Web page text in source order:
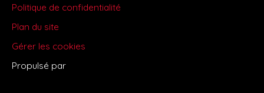
Politique de confidentialité
Plan du site
Gérer les cookies
Propulsé par